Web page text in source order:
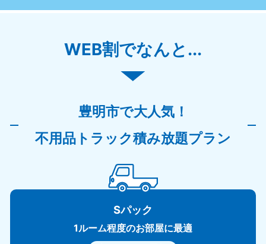
WEB割でなんと...
豊明市で大人気！
不用品トラック積み放題プラン
Sパック
1ルーム程度のお部屋に最適